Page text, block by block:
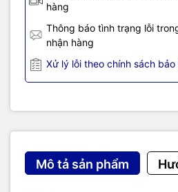
hàng
Thông báo tình trạng lỗi
nhận hàng
Xử lý lỗi theo chính sách bảo
Mô tả sản phẩm